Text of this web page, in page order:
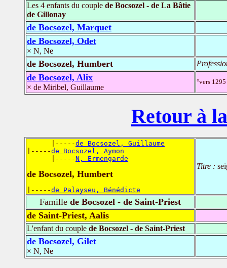
Les 4 enfants du couple de Bocsozel - de La Bâtie
de Gillonay
de Bocsozel, Marquet
de Bocsozel, Odet
× N, Ne
de Bocsozel, Humbert
de Bocsozel, Alix
× de Miribel, Guillaume
°vers
Retour à
      |-----
de Bocsozel, Guillaume
|-----de Bocsozel, Aymon
      |-----
N, Ermengarde
de Bocsozel, Humbert
|-----de Palayseu, Bénédicte
Titre :
Famille de Bocsozel - de Saint-Priest
de Saint-Priest, Aalis
L'enfant du couple de Bocsozel - de Saint-Priest
de Bocsozel, Gilet
× N, Ne